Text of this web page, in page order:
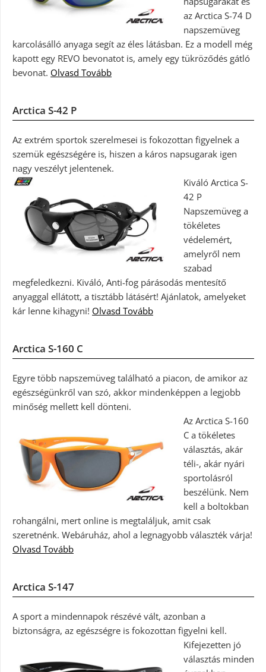
az Arctica S-74 D
napszemüveg
karcolásálló anyaga segít az éles látásban. Ez a modell még
kapott egy REVO bevonatot is, amely egy tükröződés gátló
bevonat. Olvasd Tovább
Arctica S-42 P
Az extrém sportok szerelmesei is fokozottan figyelnek a
szemük egészségére is, hiszen a káros napsugarak igen
nagy veszélyt jelentenek.
Kiváló Arctica S-
42 P
Napszemüveg a
tökéletes
védelemért,
amelyről nem
szabad
megfeledkezni. Kiváló, Anti-fog párásodás mentesítő
anyaggal ellátott, a tisztább látásért! Ajánlatok, amelyeket
kár lenne kihagyni! Olvasd Tovább
Arctica S-160 C
Egyre több napszemüveg található a piacon, de amikor az
egészségünkről van szó, akkor mindenképpen a legjobb
minőség mellett kell dönteni.
Az Arctica S-160
C a tökéletes
választás, akár
téli-, akár nyári
sportolásról
beszélünk. Nem
kell a boltokban
rohangálni, mert online is megtaláljuk, amit csak
szeretnénk. Webáruház, ahol a legnagyobb választék várja!
Olvasd Tovább
Arctica S-147
A sport a mindennapok részévé vált, azonban a
biztonságra, az egészségre is fokozottan figyelni kell.
Kifejezetten jó
választás minden